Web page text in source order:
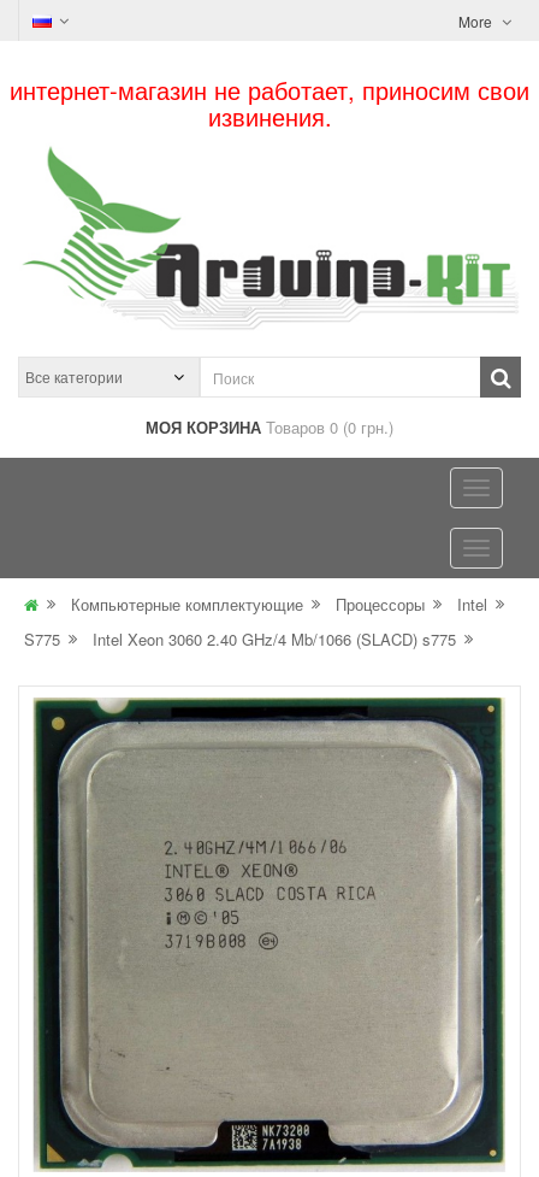
More
интернет-магазин не работает, приносим свои
извинения.
МОЯ КОРЗИНА Товаров 0 (0 грн.)
Компьютерные комплектующие Процессоры
Intel
S775
Intel Xeon 3060 2.40 GHz/4 Mb/1066 (SLACD) s775